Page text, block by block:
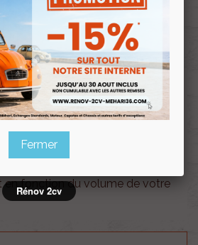
Souscrire
au club
Renov 2cv
Méhari BLANC
en fonction du volume de votre
Fermer
Rénov 2cv